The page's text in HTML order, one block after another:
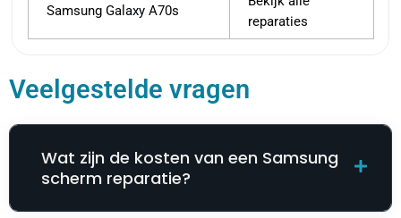
Samsung Galaxy A70s
reparaties
Veelgestelde vragen
Wat zijn de kosten van een Samsung
scherm reparatie?